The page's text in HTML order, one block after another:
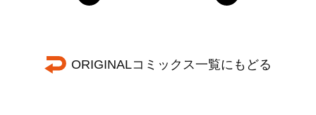
ORIGINALコミックス一覧にもどる